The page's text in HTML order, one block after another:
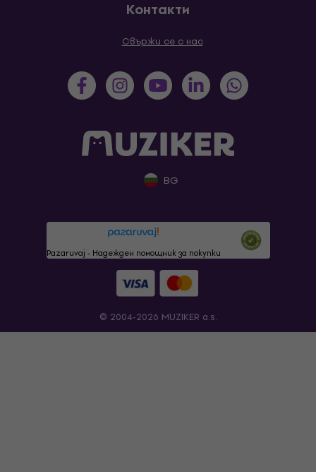
Контакти
Свържи се с нас
BG
Pazaruvaj - Надежден помощник за покупки
© 2004-2026 MUZIKER a.s.